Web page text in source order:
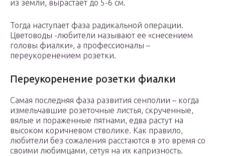
из земли, вырастает до 5-6 см.
Тогда наступает фаза радикальной операции.
Цветоводы -любители называют ее «снесением
головы фиалки», а профессионалы –
переукоренением розетки.
Переукоренение розетки фиалки
Самая последняя фаза развития сенполии – когда
измельчавшие розеточные листья, скрученные,
вялые и пораженные пятнами, едва растут на
высоком коричневом стволике. Как правило,
любители без сожаления расстаются в это время со
своими любимцами, сетуя на их капризность.